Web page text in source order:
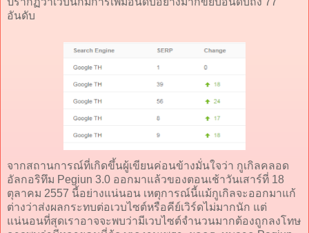
อันดับ
จากสถานการณ์ที่เกิดขึ้นผู้เขียนค่อนข้างมั่นใจว่า กูเกิลคลอด
อัลกอริทึม Pegiun 3.0 ออกมาแล้วของตอนเช้าวันเสาร์ที่ 18
ตุลาคม 2557 นี้อย่างแน่นอน เหตุการณ์นี้แม้กูเกิลจะออกมาแก้
ต่างว่าส่งผลกระทบต่อเวบไซต์หรือคีย์เวิร์ดไม่มากนัก แต่
แน่นอนที่สุดเราอาจจะพบว่ามีเวบไซต์จำนวนมากต้องถูกลงโทษ